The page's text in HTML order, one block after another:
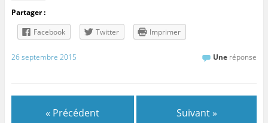
Partager :
Facebook
Twitter Imprimer
26 septembre 2015 Une réponse
« Précédent Suivant »